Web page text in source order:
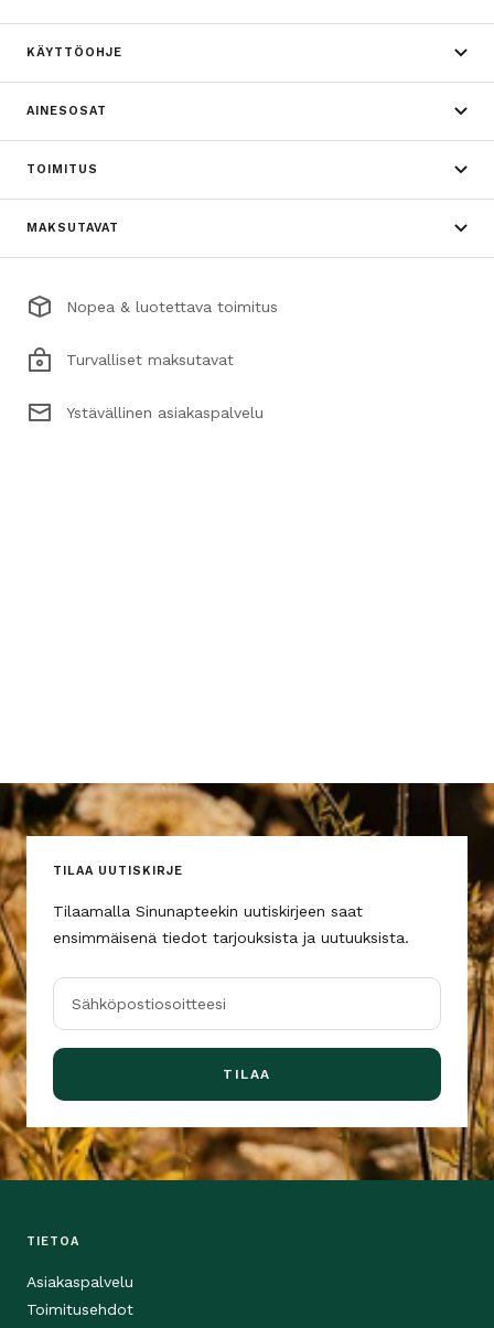
KÄYTTÖOHJE
AINESOSAT
TOIMITUS
MAKSUTAVAT
Nopea & luotettava toimitus
Turvalliset maksutavat
Ystävällinen asiakaspalvelu
TILAA UUTISKIRJE
Tilaamalla Sinunapteekin uutiskirjeen saat
ensimmäisenä tiedot tarjouksista ja uutuuksista.
Sähköpostiosoitteesi
TILAA
TIETOA
Asiakaspalvelu
Toimitusehdot